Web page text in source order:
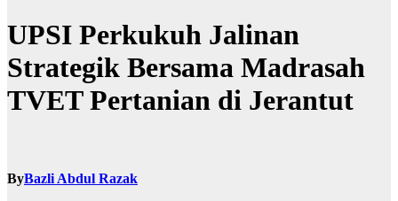
UPSI Perkukuh Jalinan
Strategik Bersama Madrasah
TVET Pertanian di Jerantut
ByBazli Abdul Razak